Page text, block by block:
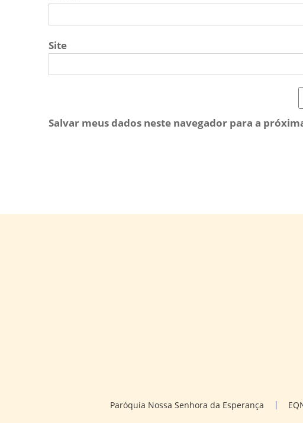
Site
Salvar meus dados neste navegador para a
Paróquia Nossa Senhora da Esperança